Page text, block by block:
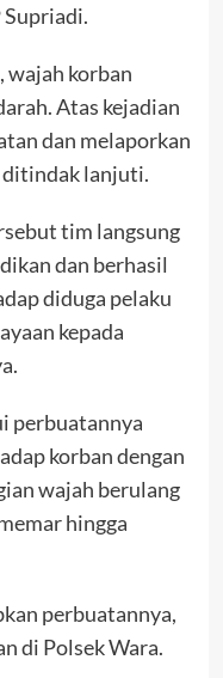
Supriadi.
wajah korban
Atas kejadian
dan melaporkan
ditindak lanjuti.
tim langsung
dan berhasil
diduga pelaku
kepada
perbuatannya
korban dengan
wajah berulang
hingga
perbuatannya,
di Polsek Wara.